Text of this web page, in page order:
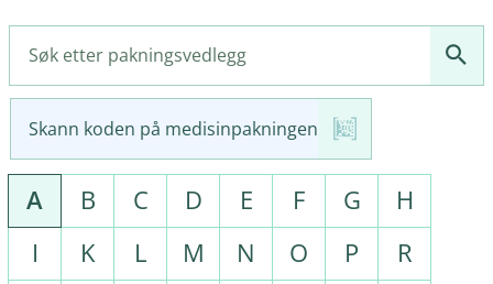
Skann koden på medisinpakningen
A B C D E F G
H
I
K L M N O P
R